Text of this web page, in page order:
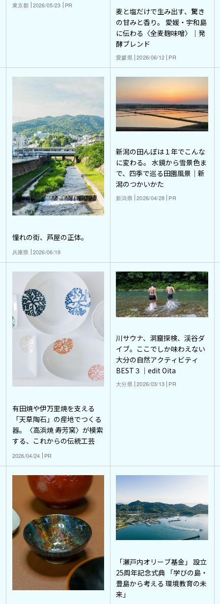
東京都 2026/05/23 PR
麦と塩だけで生み出す、驚き
の甘みと香り。 愛媛・宇和島
に伝わる〈全麦麹味噌〉｜発
酵ブレンド
愛媛県 2026/06/12 PR
憧れの街、芦屋の正体。
兵庫県 2026/06/19
新潟の田んぼは１年でこんな
に変わる。 水鏡から雪景色ま
で、四季で巡る田園風景｜新
潟のつかいかた
新潟県 2026/04/28 PR
有田焼や伊万里焼を支える
「天草陶石」の産地でつくる
器。〈高浜焼 寿芳窯〉が模索
する、これからの伝統工芸
2026/04/24 PR
川サウナ、洞窟探検、渓谷ダ
イブ。ここでしか味わえない
大分の自然アクティビティ
BEST３｜edit Oita
大分県 2026/03/13 PR
「瀬戸内オリーブ基金」 設立
25周年記念式典 「学びの島・
豊島から考える 環境教育の未
来」